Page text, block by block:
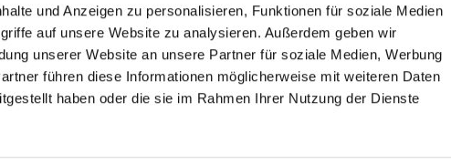
und Anzeigen zu personalisieren, Funktionen für soziale Medien
auf unsere Website zu analysieren. Außerdem geben wir
unserer Website an unsere Partner für soziale Medien, Werbung
führen diese Informationen möglicherweise mit weiteren Daten
haben oder die sie im Rahmen Ihrer Nutzung der Dienste
+49